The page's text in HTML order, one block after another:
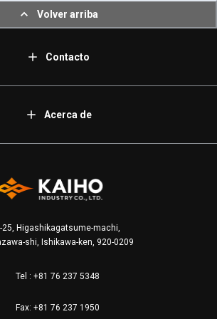
Volver arriba
Contacto
Acerca de
25, Higashikagatsume-machi,
shi, Ishikawa-ken, 920-0209
Tel : +81 76 237 5348
Fax: +81 76 237 1950